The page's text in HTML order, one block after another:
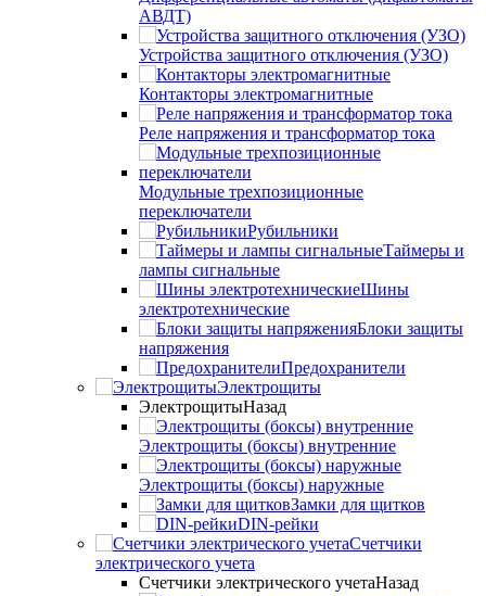
АВДТ)
Устройства защитного отключения (УЗО)
Контакторы электромагнитные
Реле напряжения и трансформатор тока
Модульные трехпозиционные
переключатели
Рубильники
Таймеры и
лампы сигнальные
Шины
электротехнические
Блоки защиты
напряжения
Предохранители
Электрощиты
ЭлектрощитыНазад
Электрощиты (боксы) внутренние
Электрощиты (боксы) наружные
Замки для щитков
DIN-рейки
Счетчики
электрического учета
Счетчики электрического учетаНазад